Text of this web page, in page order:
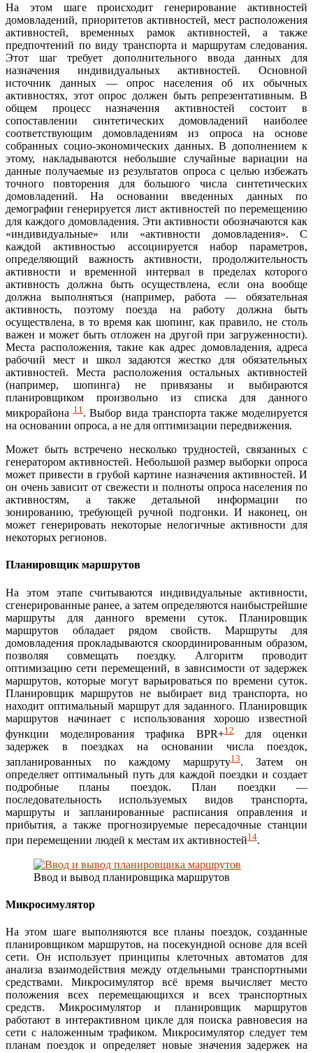
На этом шаге происходит генерирование активностей
домовладений, приоритетов активностей, мест расположения
активностей, временных рамок активностей, а также
предпочтений по виду транспорта и маршрутам следования.
Этот шаг требует дополнительного ввода данных для
назначения индивидуальных активностей. Основной
источник данных — опрос населения об их обычных
активностях, этот опрос должен быть репрезентативным. В
общем процесс назначения активностей состоит в
сопоставлении синтетических домовладений наиболее
соответствующим домовладениям из опроса на основе
собранных социо-экономических данных. В дополнением к
этому, накладываются небольшие случайные вариации на
данные получаемые из результатов опроса с целью избежать
точного повторения для большого числа синтетических
домовладений. На основании введенных данных по
демографии генерируется лист активностей по перемещению
для каждого домовладения. Эти активности обозначаются как
«индивидуальные» или «активности домовладения». С
каждой активностью ассоциируется набор параметров,
определяющий важность активности, продолжительность
активности и временной интервал в пределах которого
активность должна быть осуществлена, если она вообще
должна выполняться (например, работа — обязательная
активность, поэтому поезда на работу должна быть
осуществлена, в то время как шопинг, как правило, не столь
важен и может быть отложен на другой при загруженности).
Места расположения, такие как адрес домовладения, адреса
рабочий мест и школ задаются жестко для обязательных
активностей. Места расположения остальных активностей
(например, шопинга) не привязаны и выбираются
планировщиком произвольно из списка для данного
микрорайона11. Выбор вида транспорта также моделируется
на основании опроса, а не для оптимизации передвижения.
Может быть встречено несколько трудностей, связанных с
генератором активностей. Небольшой размер выборки опроса
может привести в грубой картине назначения активностей. И
он очень зависит от свежести и полноты опроса населения по
активностям, а также детальной информации по
зонированию, требующей ручной подгонки. И наконец, он
может генерировать некоторые нелогичные активности для
некоторых регионов.
Планировщик маршрутов
На этом этапе считываются индивидуальные активности,
сгенерированные ранее, а затем определяются наибыстрейшие
маршруты для данного времени суток. Планировщик
маршрутов обладает рядом свойств. Маршруты для
домовладения прокладываются скоординированным образом,
позволяя совмещать поездку. Алгоритм проводит
оптимизацию сети перемещений, в зависимости от задержек
маршрутов, которые могут варьироваться по времени суток.
Планировщик маршрутов не выбирает вид транспорта, но
находит оптимальный маршрут для заданного. Планировщик
маршрутов начинает с использования хорошо известной
функции моделирования трафика BPR+12для оценки
задержек в поездках на основании числа поездок,
запланированных по каждому маршруту13. Затем он
определяет оптимальный путь для каждой поездки и создает
подробные планы поездок. План поездки —
последовательность используемых видов транспорта,
маршруты и запланированные расписания оправления и
прибытия, а также прогнозируемые пересадочные станции
при перемещении людей к местам их активностей14.
Ввод и вывод планировщика маршрутов
Микросимулятор
На этом шаге выполняются все планы поездок, созданные
планировщиком маршрутов, на посекундной основе для всей
сети. Он использует принципы клеточных автоматов для
анализа взаимодействия между отдельными транспортными
средствами. Микросимулятор всё время вычисляет место
положения всех перемещающихся и всех транспортных
средств. Микросимулятор и планировщик маршрутов
работают в интерактивном цикле для поиска равновесия на
сети с наложенным трафиком. Микросимулятор следует тем
планам поездок и определяет новые значения задержек на